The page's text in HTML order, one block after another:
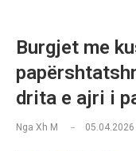
Burgjet me
drita e ajri i
Nga Xh M